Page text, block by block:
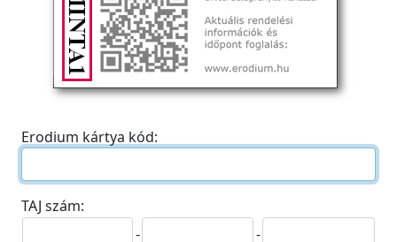
Erodium kártya kód:
TAJ szám:
-
-